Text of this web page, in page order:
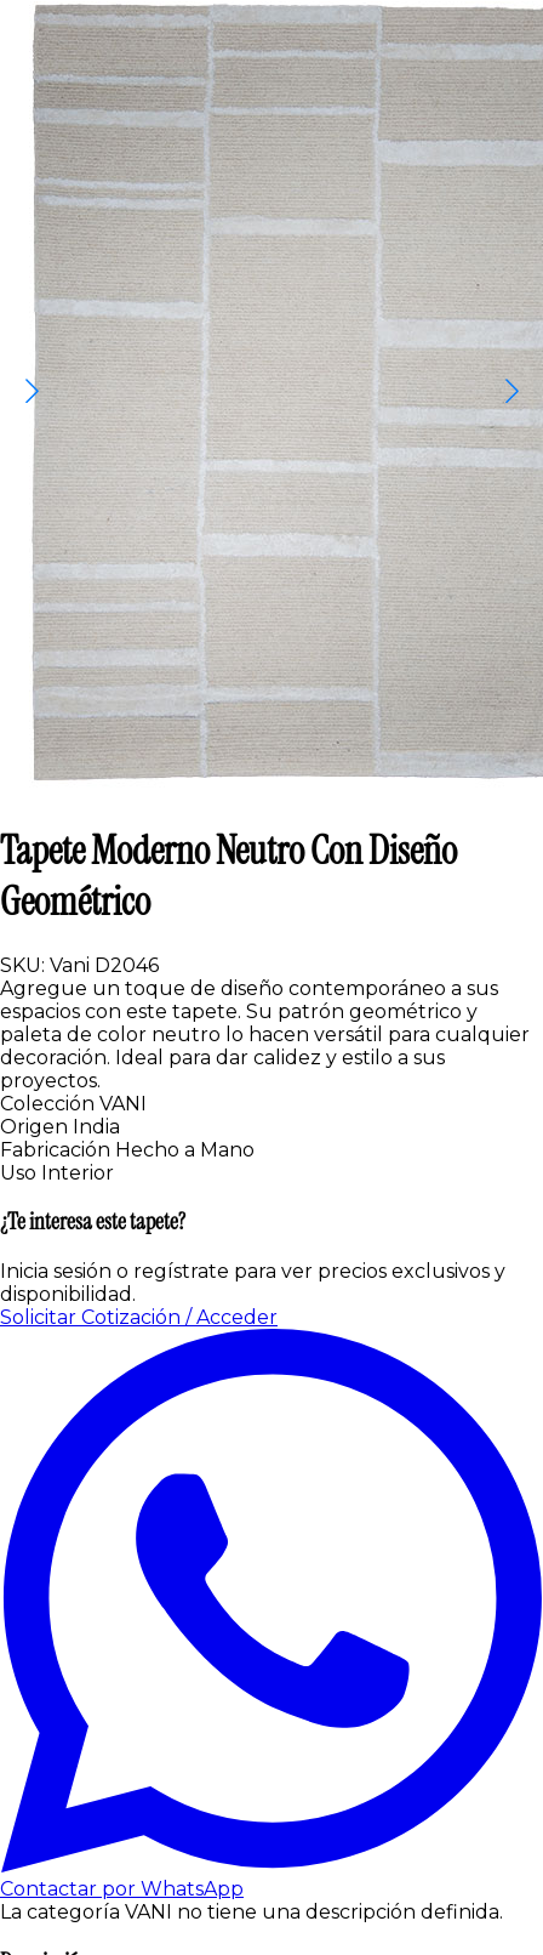
Tapete Moderno Neutro Con Diseño
Geométrico
SKU: Vani D2046
Agregue un toque de diseño contemporáneo a sus
espacios con este tapete. Su patrón geométrico y
paleta de color neutro lo hacen versátil para cualquier
decoración. Ideal para dar calidez y estilo a sus
proyectos.
Colección VANI
Origen India
Fabricación Hecho a Mano
Uso Interior
¿Te interesa este tapete?
Inicia sesión o regístrate para ver precios exclusivos y
disponibilidad.
Solicitar Cotización / Acceder
Contactar por WhatsApp
La categoría VANI no tiene una descripción definida.